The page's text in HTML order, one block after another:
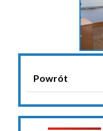
Powrót